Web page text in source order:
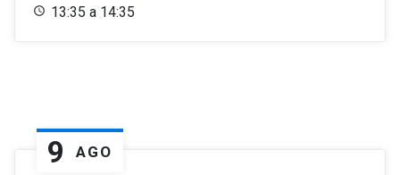
13:35 a 14:35
9 AGO